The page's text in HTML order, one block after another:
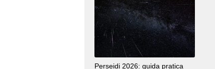
Perseidi 2026: guida pratica